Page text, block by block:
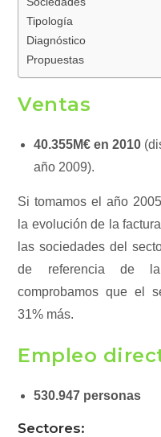
Tipología
Diagnóstico
Propuestas
Ventas
40.355M€ en 2010
año 2009).
Si tomamos el año
la evolución de la
las sociedades del
de referencia de la
comprobamos que el
31% más.
Empleo
530.947 personas
Sectores: